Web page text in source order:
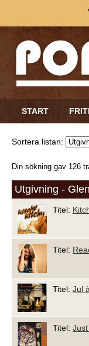
START
Sortera listan:
Din sökning gav 126
Utgivning -
Titel:
Titel:
Titel: Jul
Titel: